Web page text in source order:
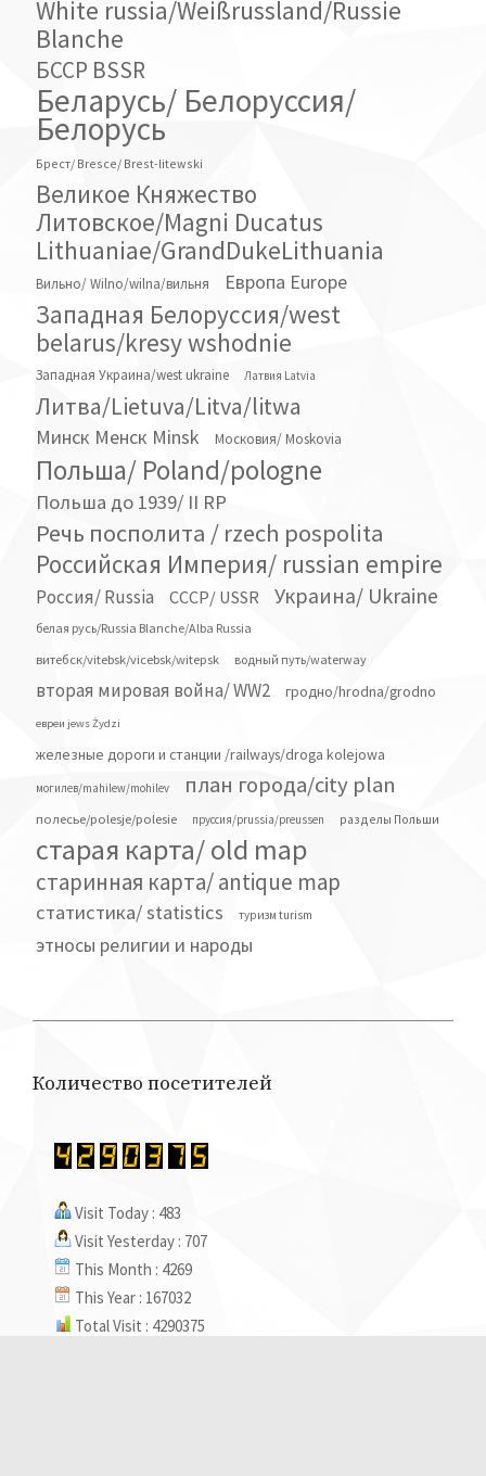
White russia/Weißrussland/Russie
Blanche
БССР BSSR
Беларусь/ Белоруссия/
Белорусь
Брест/ Bresce/ Brest-litewski
Великое Княжество
Литовское/Magni Ducatus
Lithuaniae/GrandDukeLithuania
Вильно/ Wilno/wilna/вильня Европа Europe
Западная Белоруссия/west
belarus/kresy wshodnie
Западная Украина/west ukraine Латвия Latvia
Литва/Lietuva/Litva/litwa
Минск Менск Minsk Московия/ Moskovia
Польша/ Poland/pologne
Польша до 1939/ II RP
Речь посполита / rzech pospolita
Российская Империя/ russian empire
Россия/ Russia СССР/ USSR Украина/ Ukraine
белая русь/Russia Blanche/Alba Russia
витебск/vitebsk/vicebsk/witepsk
водный путь/waterway
вторая мировая война/ WW2 гродно/hrodna/grodno
евреи jews Żydzi
железные дороги и станции /railways/droga kolejowa
могилев/mahilew/mohilev план города/city plan
полесье/polesje/polesie пруссия/prussia/preussen разделы Польши
старая карта/ old map
старинная карта/ antique map
статистика/ statistics туризм turism
этносы религии и народы
Количество посетителей
Visit Today : 483
Visit Yesterday : 707
This Month : 4269
This Year : 167032
Total Visit : 4290375